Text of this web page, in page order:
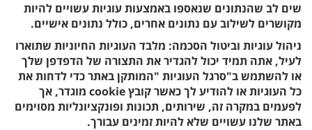
שים לב שהנתונים שנאספו באמצעות עוגיות עשויים להיות
מקושרים לשילוב עם נתונים אחרים, כולל נתונים אישיים.
ניהול עוגיות וביטול הסכמה: מלבד העוגיות החיוניות שתוארו
לעיל, אתה תמיד יכול להגדיר את התצורה של הדפדפן שלך
או להשתמש ב"סרגל העוגיות "המותקן באתר כדי לדחות את
כל העוגיות או להודיע ​​לך כאשר קובץ cookie מוגדר, אך
לפעמים במקרה זה, שירותים, תכונות ופונקציונליות מסוימים
באתר שלנו עשויים שלא להיות זמינים עבורך.